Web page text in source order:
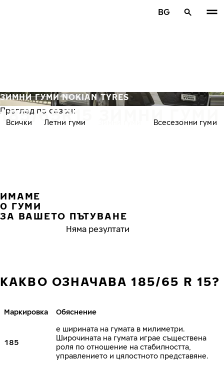
BG
185/65R15 ЗИМНИ ГУМИ
ЗИМНИ ГУМИ NOKIAN TYRES
Преглед по сезон:
Всички Летни гуми Всесезонни гуми
ИМАМЕ
0 ГУМИ
ЗА ВАШЕТО ПЪТУВАНЕ
Няма резултати
КАКВО ОЗНАЧАВА 185/65 R 15?
Маркировка Обяснение
185
е ширината на гумата в милиметри.
Широчината на гумата играе съществена
роля по отношение на стабилността,
управлението и цялостното представяне.